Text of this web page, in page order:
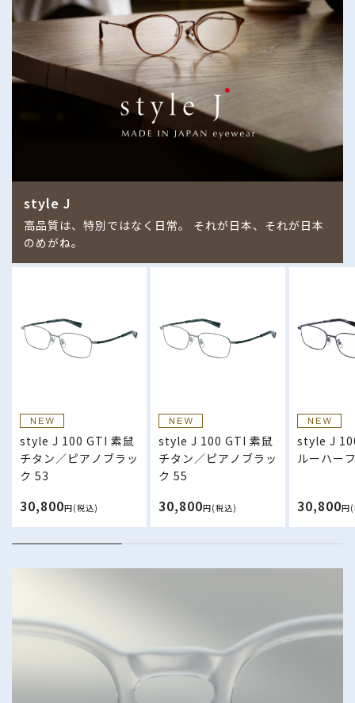
style J
高品質は、特別ではなく日常。 それが日本、それが日本
のめがね。
style J 100 GTI 素鼠
チタン／ピアノブラッ
ク 53
30,800円(税込)
style J 100 GTI 素鼠
チタン／ピアノブラッ
ク 55
30,800円(税込)
style J
ルーハー
30,800円